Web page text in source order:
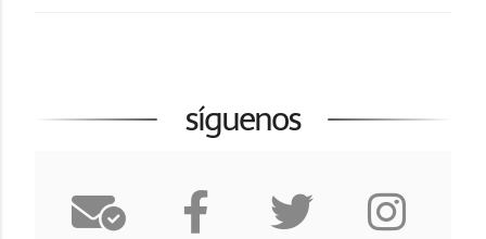
síguenos